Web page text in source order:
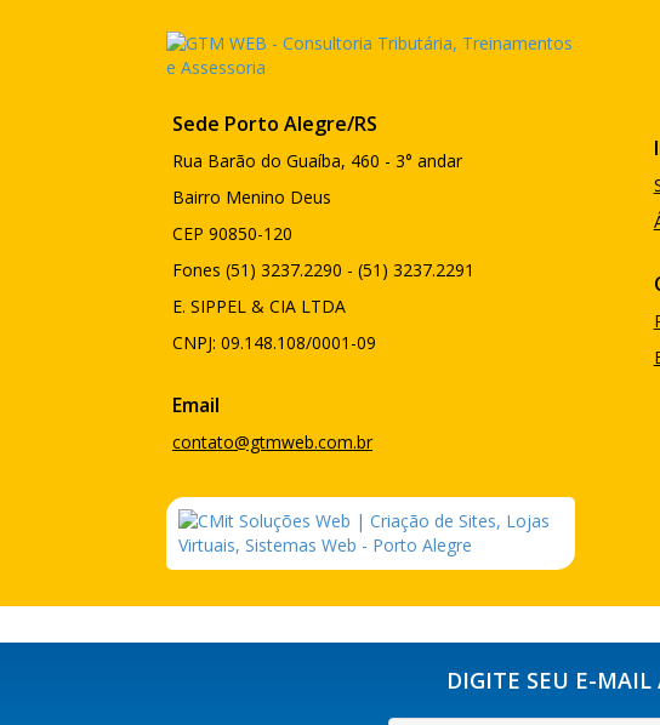
Sede Porto Alegre/RS
Rua Barão do Guaíba, 460 - 3° andar
Bairro Menino Deus
CEP 90850-120
Fones (51) 3237.2290 - (51) 3237.2291
E. SIPPEL & CIA LTDA
CNPJ: 09.148.108/0001-09
Email
contato@gtmweb.com.br
DIGITE SEU E-MAIL